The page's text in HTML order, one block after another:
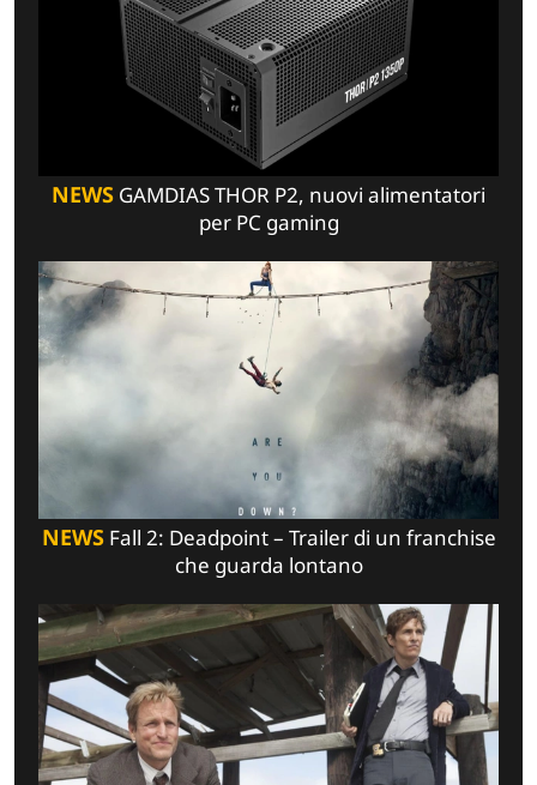
NEWS GAMDIAS THOR P2, nuovi alimentatori
per PC gaming
NEWSFall 2: Deadpoint – Trailer di un franchise
che guarda lontano